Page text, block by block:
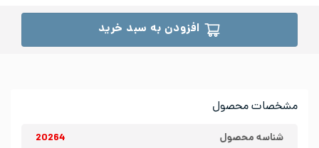
مشخصات محصول
شناسه محصول 20264
افزودن به سبد خرید